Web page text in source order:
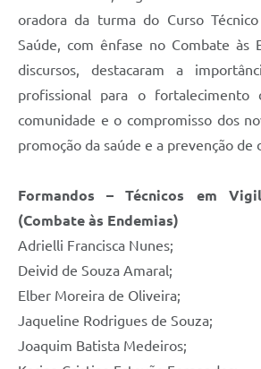
oradora da turma do Curso
Saúde, com ênfase no Combate às
discursos, destacaram a
profissional para o fortalecimento
comunidade e o compromisso dos
promoção da saúde e a prevenção de
Formandos – Técnicos em
(Combate às Endemias)
Adrielli Francisca Nunes;
Deivid de Souza Amaral;
Elber Moreira de Oliveira;
Jaqueline Rodrigues de Souza;
Joaquim Batista Medeiros;